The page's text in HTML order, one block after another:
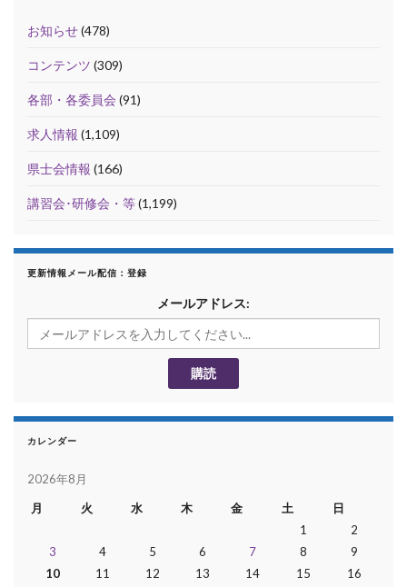
お知らせ(478)
コンテンツ (309)
各部・各委員会 (91)
求人情報 (1,109)
県士会情報 (166)
講習会･研修会・等(1,199)
更新情報メール配信：登録
メールアドレス:
カレンダー
2026年8月
月
火 水 木 金 土
日
1
2
3
4 5 6 7 8
9
10
11 12 13 14 15
16